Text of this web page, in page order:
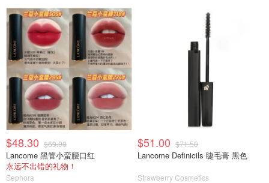
$48.30 $69.00
Lancome 黑管小蛮腰口红
永远不出错的礼物！
Sephora
$51.00 $71.50
Lancome Definicils 睫毛膏 黑色
Strawberry Cosmetics